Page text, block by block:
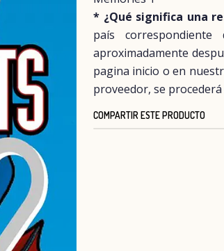
* ¿Qué significa una
país
aproximadamente
pagina inicio o en
proveedor, se
COMPARTIR ESTE PRODUCTO